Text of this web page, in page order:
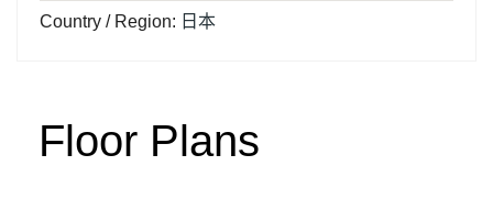
Country / Region: 日本
Floor Plans